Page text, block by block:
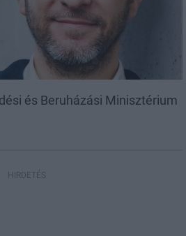
és Beruházási Minisztérium
HIRDETÉS